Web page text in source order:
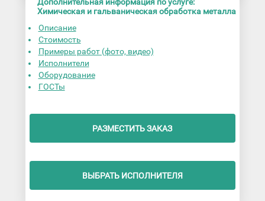
Химическая и гальваническая обработка металла
Описание
Стоимость
Примеры работ (фото, видео)
Исполнители
Оборудование
ГОСТы
РАЗМЕСТИТЬ ЗАКАЗ
ВЫБРАТЬ ИСПОЛНИТЕЛЯ